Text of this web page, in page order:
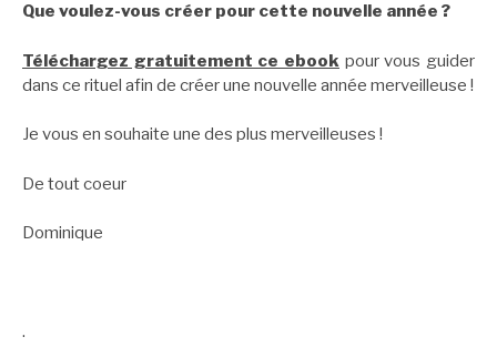
Que voulez-vous créer pour cette nouvelle année ?
Téléchargez gratuitement ce ebook pour vous guider
dans ce rituel afin de créer une nouvelle année merveilleuse !
Je vous en souhaite une des plus merveilleuses !
De tout coeur
Dominique
.